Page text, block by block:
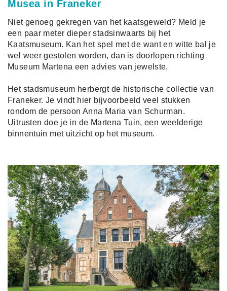
Musea in Franeker
Niet genoeg gekregen van het kaatsgeweld? Meld je
een paar meter dieper stadsinwaarts bij het
Kaatsmuseum. Kan het spel met de want en witte bal je
wel weer gestolen worden, dan is doorlopen richting
Museum Martena een advies van jewelste.
Het stadsmuseum herbergt de historische collectie van
Franeker. Je vindt hier bijvoorbeeld veel stukken
rondom de persoon Anna Maria van Schurman.
Uitrusten doe je in de Martena Tuin, een weelderige
binnentuin met uitzicht op het museum.